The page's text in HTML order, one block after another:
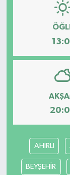
AHIRLI
BEYŞEHİR
MAGAZİN